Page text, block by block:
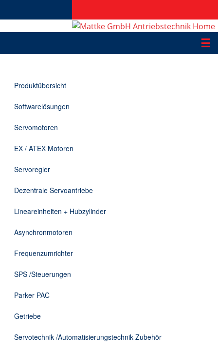
☰
Applikationen
Informationen
Downloads
Kontakt
Produktübersicht
Softwarelösungen
Servomotoren
EX / ATEX Motoren
Servoregler
Dezentrale Servoantriebe
Lineareinheiten + Hubzylinder
Asynchronmotoren
Frequenzumrichter
SPS /Steuerungen
Parker PAC
Getriebe
Servotechnik /Automatisierungstechnik Zubehör